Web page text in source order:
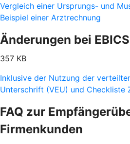
Vergleich einer Ursprungs- und
Beispiel einer Arztrechnung
Änderungen bei EBICS
357 KB
Inklusive der Nutzung der
Unterschrift (VEU) und Checkliste
FAQ zur
Firmenkunden